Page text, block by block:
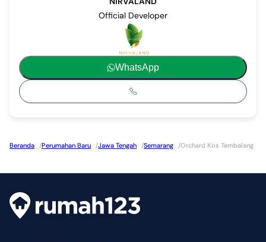
Official Developer
WhatsApp
Beranda /Perumahan Baru /Jawa Tengah /Semarang /Orchard Kos Tembalang